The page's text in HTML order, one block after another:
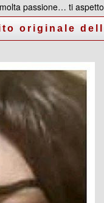
passione… ti aspetto